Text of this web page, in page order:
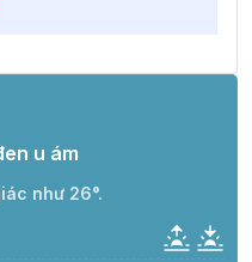
u ám
như 26°.